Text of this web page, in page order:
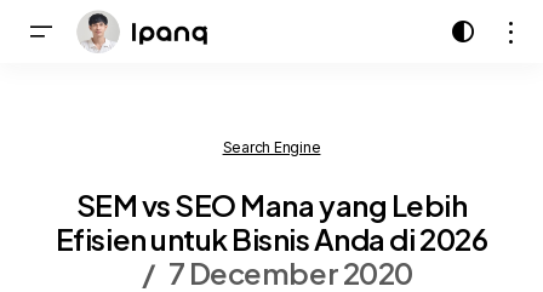
Search Engine
SEM vs SEO Mana yang Lebih
Efisien untuk Bisnis Anda di 2026
7 December 2020